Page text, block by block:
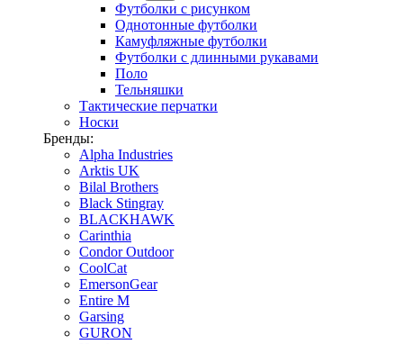
Футболки с рисунком
Однотонные футболки
Камуфляжные футболки
Футболки с длинными рукавами
Поло
Тельняшки
Тактические перчатки
Носки
Бренды:
Alpha Industries
Arktis UK
Bilal Brothers
Black Stingray
BLACKHAWK
Carinthia
Condor Outdoor
CoolCat
EmersonGear
Entire M
Garsing
GURON